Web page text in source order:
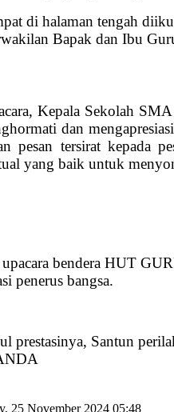
di halaman tengah
Bapak dan Ibu
Kepala Sekolah
dan
pesan tersirat kepada
yang baik untuk
bendera HUT
penerus bangsa.
prestasinya, Santun
25 November 2024 05:48